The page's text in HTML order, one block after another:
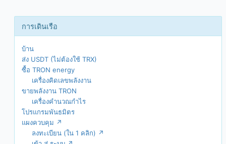
บ้าน
ส่ง USDT (ไม่ต้องใช้ TRX)
ซื้อ TRON energy
เครื่องคิดเลขพลังงาน
ขายพลังงาน TRON
เครื่องคำนวณกำไร
โปรแกรมพันธมิตร
แผงควบคุม ↗
ลงทะเบียน (ใน 1 คลิก) ↗